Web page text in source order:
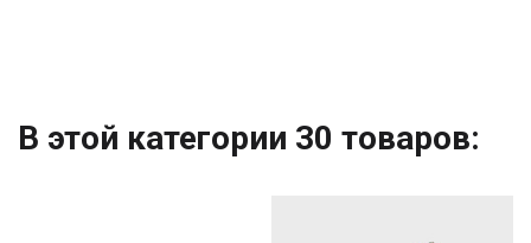
В этой категории 30 товаров: